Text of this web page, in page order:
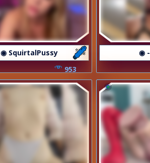
◉ SquirtalPussy
953
◉ -